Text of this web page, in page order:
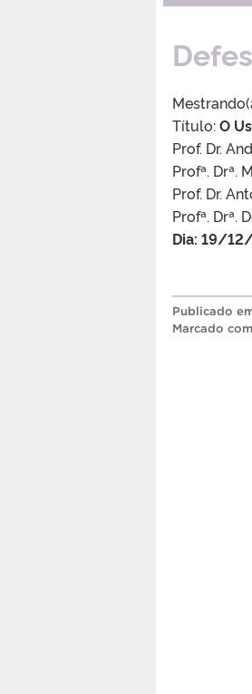
Título:O
Prof. Dr.
Profª. Drª.
Prof. Dr.
Profª. Drª.
Dia: 19/
Publicado
Marcado